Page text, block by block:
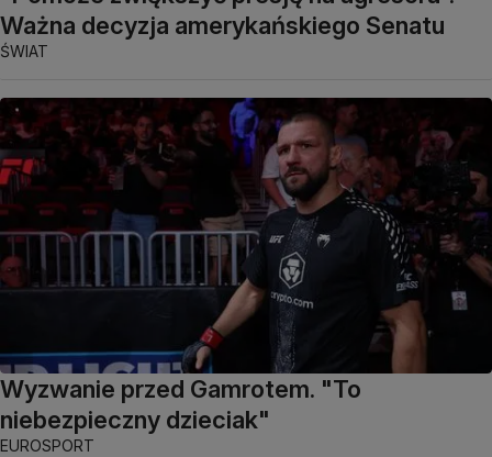
Ważna decyzja amerykańskiego Senatu
ŚWIAT
Wyzwanie przed Gamrotem. "To
niebezpieczny dzieciak"
EUROSPORT